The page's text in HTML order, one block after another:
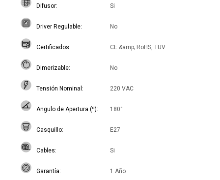
Difusor Si
Driver Regulable No
Certificados CE &amp; RoHS, TUV
Dimerizable No
Tensión Nominal 220 VAC
Angulo de Apertura (º) 180°
Casquillo E27
Cables Si
Garantía 1 Año